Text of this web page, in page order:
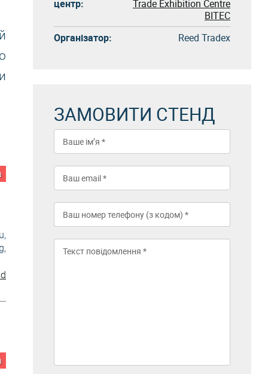
центр:
Trade Exhibition Centre
BITEC
Організатор:
Reed Tradex
ЗАМОВИТИ СТЕНД